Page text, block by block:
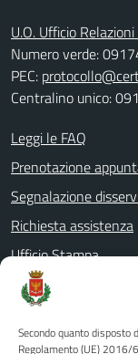
Secondo quanto disposto
Regolamento (UE) 2016/
U.O. Ufficio
Numero verde:
PEC:
Centralino unico:
Leggi le FAQ
Prenotazione
Segnalazione
Richiesta assistenza
Ufficio Stampa
Amministrazione
Albo pretorio
Informativa privacy